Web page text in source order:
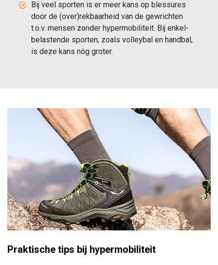
Bij veel sporten is er meer kans op blessures
door de (over)rekbaarheid van de gewrichten
t.o.v. mensen zonder hypermobiliteit. Bij enkel-
belastende sporten, zoals volleybal en handbal,
is deze kans nóg groter.
Praktische tips bij hypermobiliteit